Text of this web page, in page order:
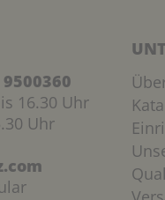
16.30 Uhr
Uhr